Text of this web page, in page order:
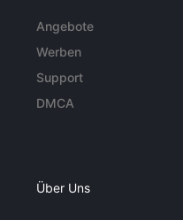
Angebote
Werben
Support
DMCA
Über Uns